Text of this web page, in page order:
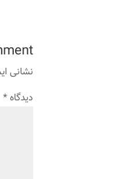
نشانی
دیدگاه*